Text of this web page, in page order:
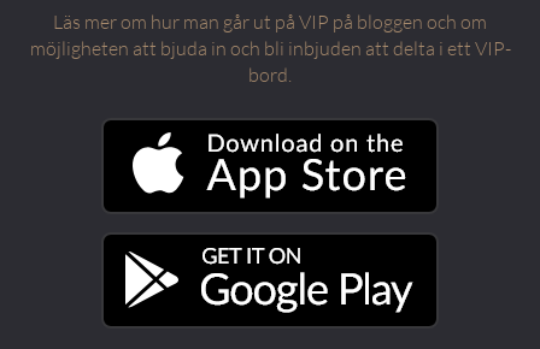
Läs mer om hur man går ut på VIP på bloggen och om
möjligheten att bjuda in och bli inbjuden att delta i ett VIP-
bord.